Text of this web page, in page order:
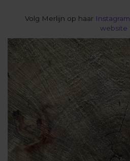
Volg Merlijn op haar Instagram
website